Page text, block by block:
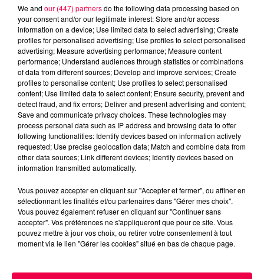
Des assiettes Linvosges rappelées pour
excès de plomb
Du plomb a été détecté dans deux assiettes en
céramique vendues entre 2020 et 2022 par Linvosges.
3 août 2026
PRÉVIFEUX : "il faut avoir une culture du risque"
We and our (447) partnersdo the following data processing based on
your consent and/or our legitimate interest: Store and/or access
information on a device; Use limited data to select advertising; Create
profiles for personalised advertising; Use profiles to select personalised
advertising; Measure advertising performance; Measure content
performance; Understand audiences through statistics or combinations
of data from different sources; Develop and improve services; Create
profiles to personalise content; Use profiles to select personalised
content; Use limited data to select content; Ensure security, prevent and
detect fraud, and fix errors; Deliver and present advertising and content;
Save and communicate privacy choices. These technologies may
process personal data such as IP address and browsing data to offer
following functionalities: Identify devices based on information actively
requested; Use precise geolocation data; Match and combine data from
other data sources; Link different devices; Identify devices based on
information transmitted automatically.
Vous pouvez accepter en cliquant sur "Accepter et fermer", ou affiner en
sélectionnant les finalités et/ou partenaires dans "Gérer mes choix".
Vous pouvez également refuser en cliquant sur "Continuer sans
accepter". Vos préférences ne s'appliqueront que pour ce site. Vous
pouvez mettre à jour vos choix, ou retirer votre consentement à tout
moment via le lien "Gérer les cookies" situé en bas de chaque page.